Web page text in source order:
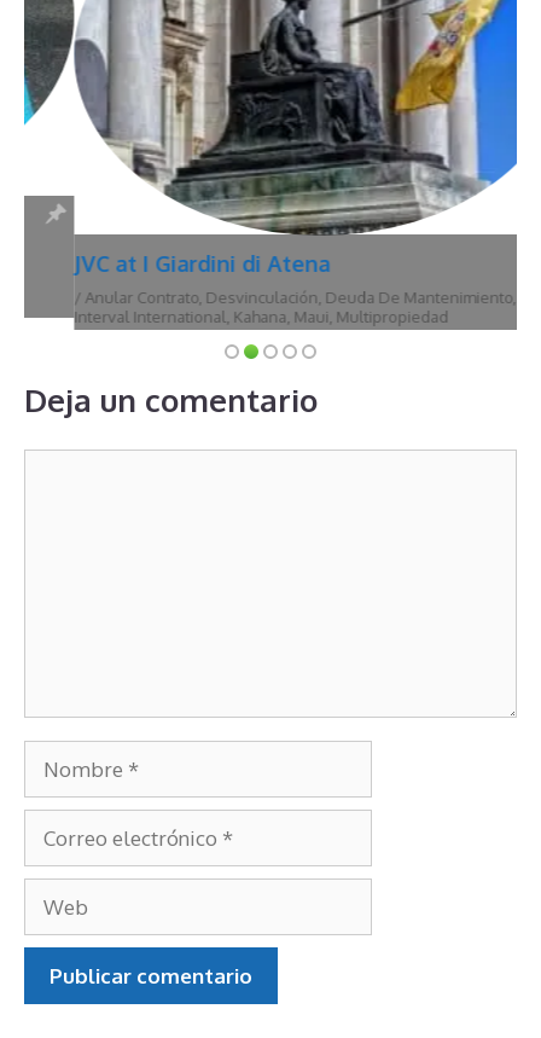
JVC at I Giardini di Atena
Anular Contrato,Desvinculación,Deuda De Mantenimiento,Hawái,
Interval International,Kahana,Maui,Multipropiedad
Nombre
Correo
electrónico
Web